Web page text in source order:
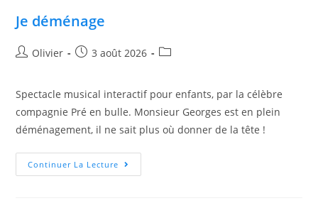
Je déménage
Olivier 3 août 2026
Spectacle musical interactif pour enfants, par la célèbre
compagnie Pré en bulle. Monsieur Georges est en plein
déménagement, il ne sait plus où donner de la tête !
Continuer La Lecture